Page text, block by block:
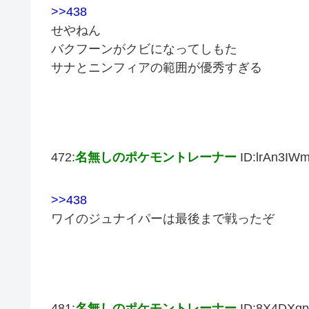
>>438
せやねん
バクフーンがクビになってしもた
サナとニンフィアの範囲が優秀すぎる
472:名無しのポケモントレーナー
>>438
ワイのジュナイパーは最後まで戦ったぞ